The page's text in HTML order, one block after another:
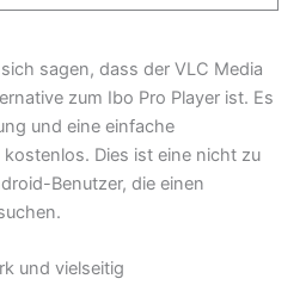
sagen, dass der VLC Media
zum Ibo Pro Player ist. Es
und eine einfache
Dies ist eine nicht zu
Benutzer, die einen
und vielseitig